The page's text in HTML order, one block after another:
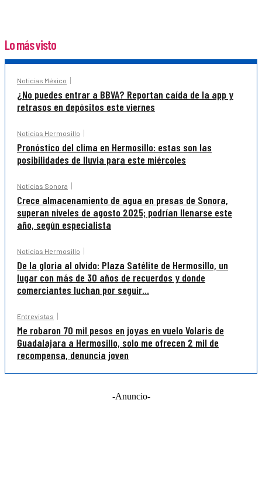
Lo más visto
Noticias México
¿No puedes entrar a BBVA? Reportan caída de la app y
retrasos en depósitos este viernes
Noticias Hermosillo
Pronóstico del clima en Hermosillo: estas son las
posibilidades de lluvia para este miércoles
Noticias Sonora
Crece almacenamiento de agua en presas de Sonora,
superan niveles de agosto 2025; podrían llenarse este
año, según especialista
Noticias Hermosillo
De la gloria al olvido: Plaza Satélite de Hermosillo, un
lugar con más de 30 años de recuerdos y donde
comerciantes luchan por seguir...
Entrevistas
Me robaron 70 mil pesos en joyas en vuelo Volaris de
Guadalajara a Hermosillo, solo me ofrecen 2 mil de
recompensa, denuncia joven
-Anuncio-